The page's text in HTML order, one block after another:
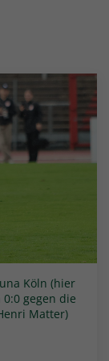
Köln (hier
gegen die
Matter)